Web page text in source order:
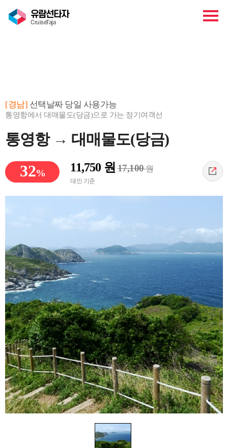
유람선타자
CruiseTaja
[경남] 선택날짜 당일 사용가능
통영항에서 대매물도(당금)으로 가는 정기여객선
통영항 → 대매물도(당금)
32% 11,750 원 17,100원
대인 기준